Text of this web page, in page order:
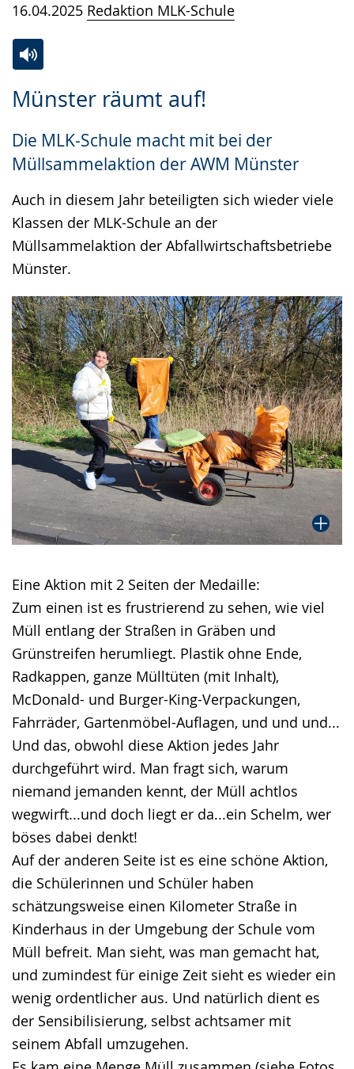
16.04.2025 Redaktion MLK-Schule
Münster räumt auf!
Die MLK-Schule macht mit bei der
Müllsammelaktion der AWM Münster
Auch in diesem Jahr beteiligten sich wieder viele
Klassen der MLK-Schule an der
Müllsammelaktion der Abfallwirtschaftsbetriebe
Münster.
Eine Aktion mit 2 Seiten der Medaille:
Zum einen ist es frustrierend zu sehen, wie viel
Müll entlang der Straßen in Gräben und
Grünstreifen herumliegt. Plastik ohne Ende,
Radkappen, ganze Mülltüten (mit Inhalt),
McDonald- und Burger-King-Verpackungen,
Fahrräder, Gartenmöbel-Auflagen, und und und...
Und das, obwohl diese Aktion jedes Jahr
durchgeführt wird. Man fragt sich, warum
niemand jemanden kennt, der Müll achtlos
wegwirft...und doch liegt er da...ein Schelm, wer
böses dabei denkt!
Auf der anderen Seite ist es eine schöne Aktion,
die Schülerinnen und Schüler haben
schätzungsweise einen Kilometer Straße in
Kinderhaus in der Umgebung der Schule vom
Müll befreit. Man sieht, was man gemacht hat,
und zumindest für einige Zeit sieht es wieder ein
wenig ordentlicher aus. Und natürlich dient es
der Sensibilisierung, selbst achtsamer mit
seinem Abfall umzugehen.
Leichten
wechseln.
Audio-
Video
Deutscher
Gebärdensprache
wird
angezeigt.